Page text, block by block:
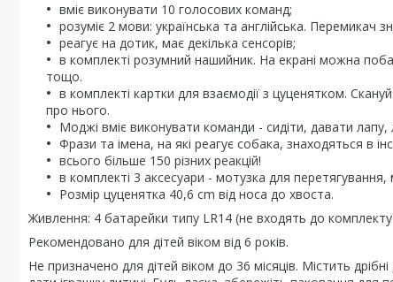
вміє виконувати 10 голосових команд;
розуміє 2 мови: українська та англійська. Перемикач
реагує на дотик, має декілька сенсорів;
в комплекті розумний нашийник. На екрані можна
тощо.
в комплекті картки для взаємодії з цуценятком.
про нього.
Моджі вміє виконувати команди - сидіти, давати
Фрази та імена, на які реагує собака, знаходяться в
всього більше 150 різних реакцій!
в комплекті 3 аксесуари - мотузка для перетягування,
Розмір цуценятка 40,6 сm від носа до хвоста.
Живлення: 4 батарейки типу LR14 (не входять до
Рекомендовано для дітей віком від 6 років.
Не призначено для дітей віком до 36 місяців. Містить